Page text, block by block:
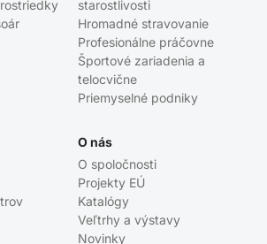
starostlivosti
Hromadné stravovanie
Profesionálne práčovne
Športové zariadenia a
telocvične
Priemyselné podniky
O nás
O spoločnosti
Projekty EÚ
Katalógy
Veľtrhy a výstavy
Novinky